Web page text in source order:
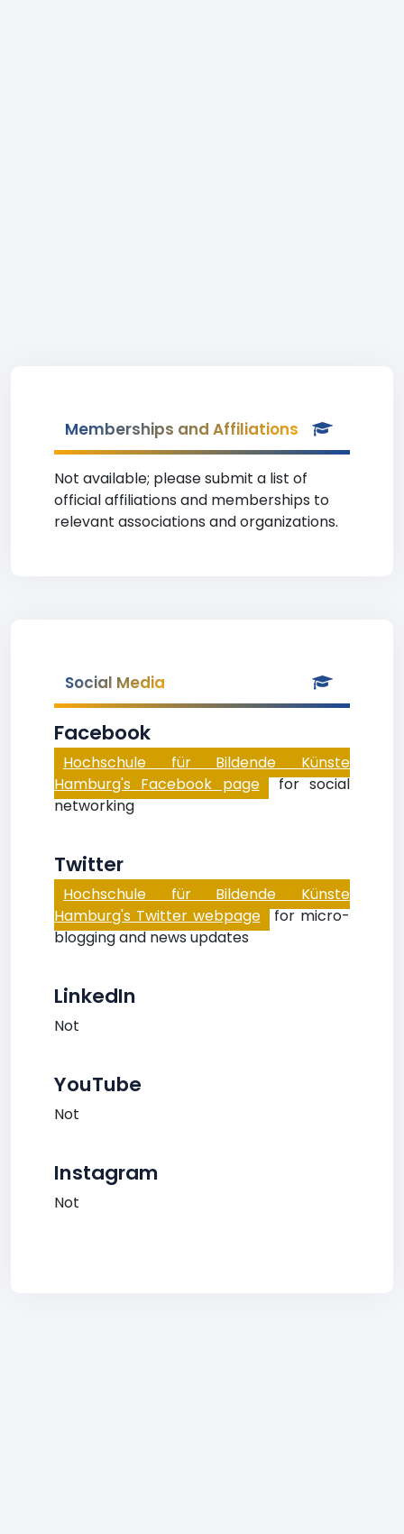
Memberships and Affiliations
Not available; please submit a list of
official affiliations and memberships to
relevant associations and organizations.
Social Media
Facebook
Hochschule für Bildende Künste
Hamburg's Facebook page for social
networking
Twitter
Hochschule für Bildende Künste
Hamburg's Twitter webpage for micro-
blogging and news updates
LinkedIn
Not
YouTube
Not
Instagram
Not